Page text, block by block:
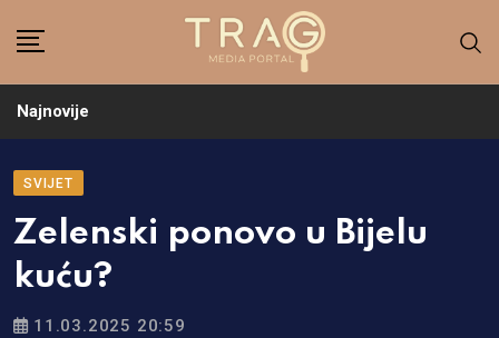
Najnovije
SVIJET
Zelenski ponovo u Bijelu
kuću?
11.03.2025 20:59